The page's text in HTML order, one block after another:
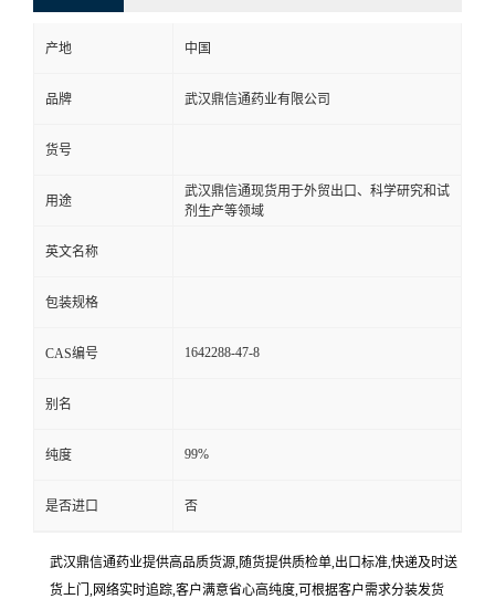
产地 中国
品牌 武汉鼎信通药业有限公司
货号
用途
武汉鼎信通现货用于外贸出口、科学研究和试
剂生产等领域
英文名称
包装规格
CAS编号 1642288-47-8
别名
纯度 99%
是否进口 否
武汉鼎信通药业提供高品质货源,随货提供质检单,出口标准,快递及时送
货上门,网络实时追踪,客户满意省心高纯度,可根据客户需求分装发货